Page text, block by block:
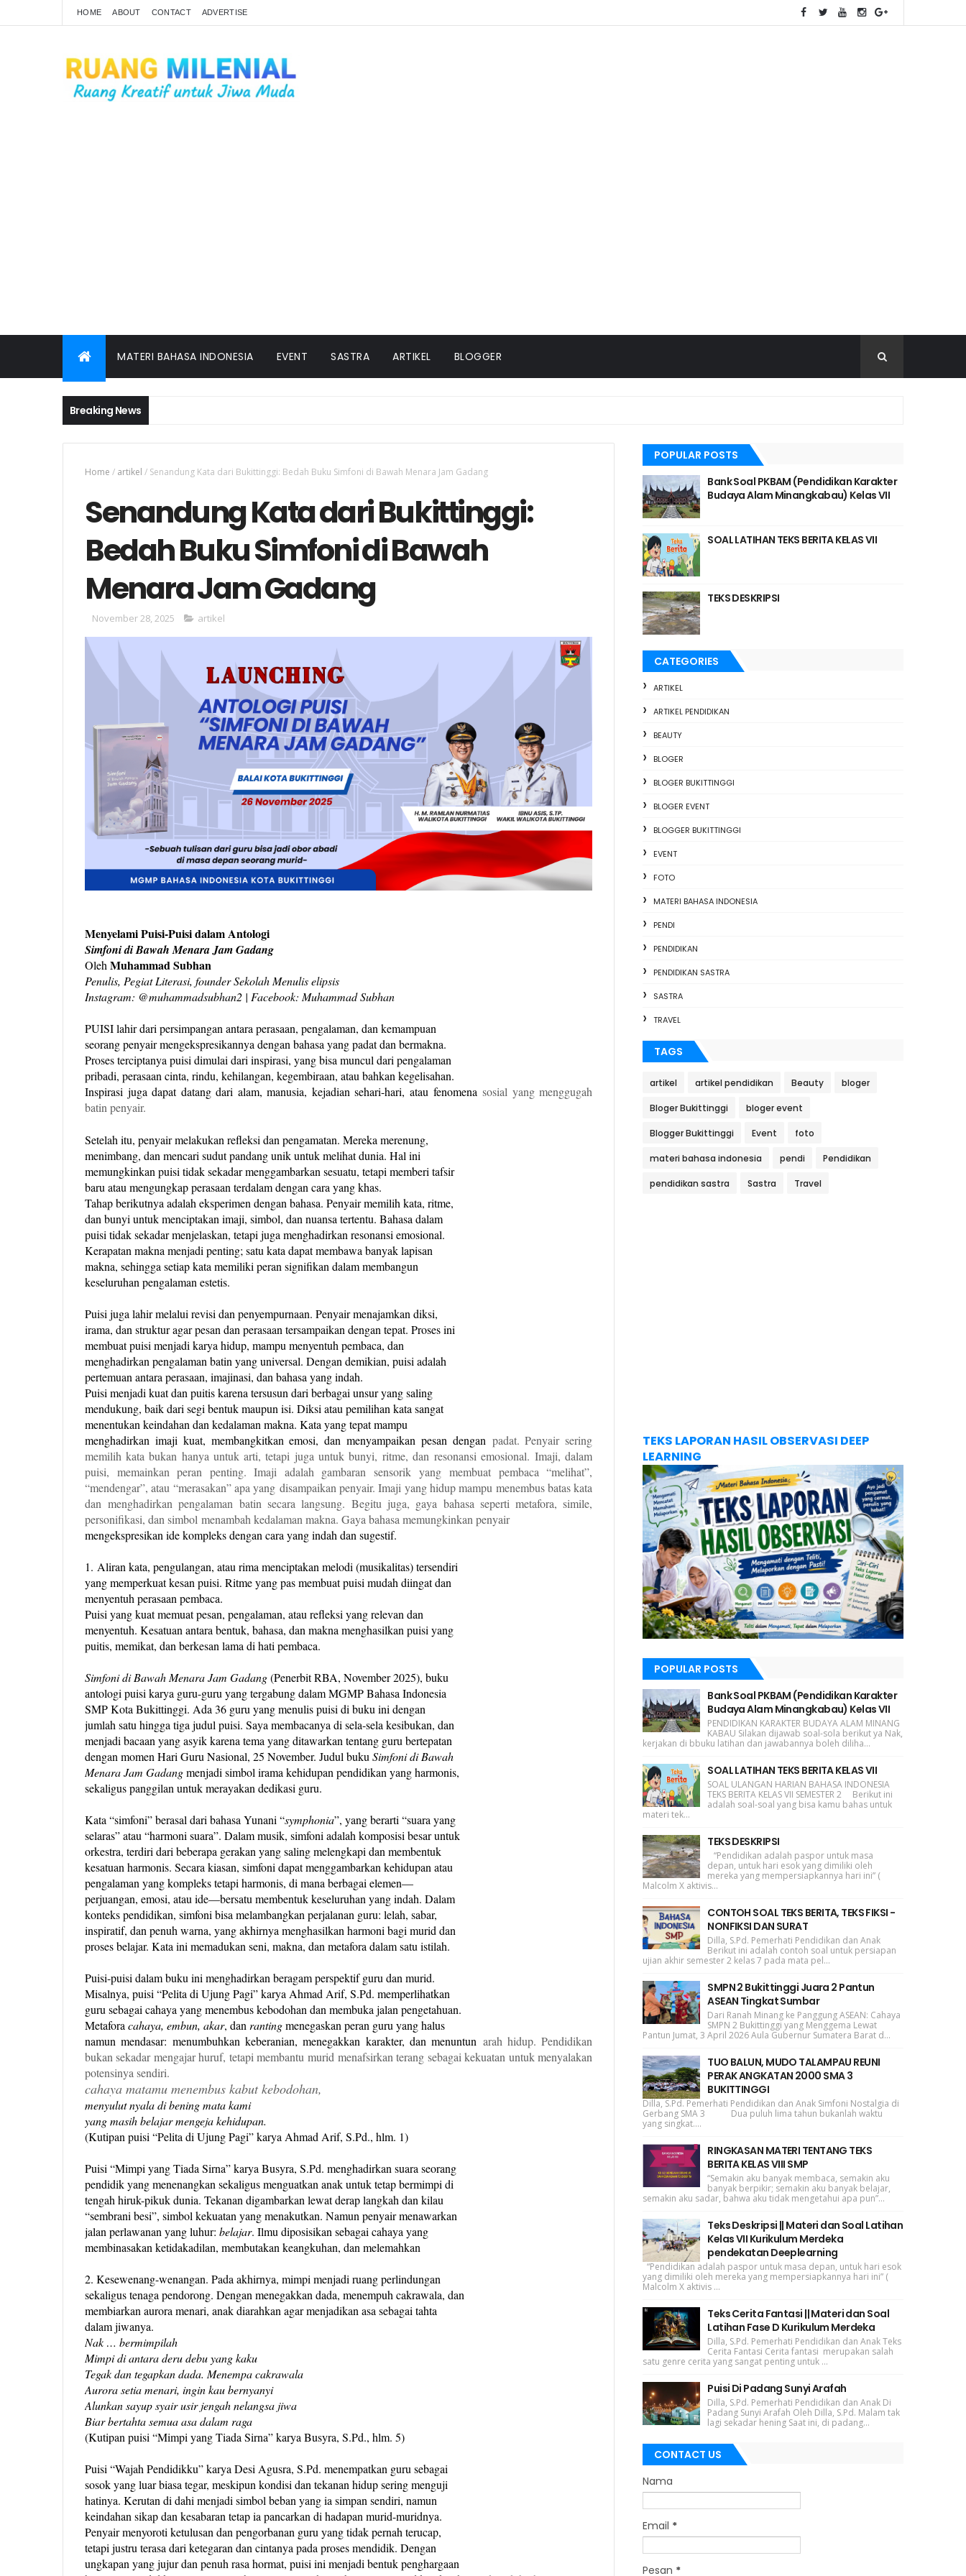
HOME ABOUT CONTACT ADVERTISE
MATERI BAHASA INDONESIA EVENT SASTRA ARTIKEL BLOGGER
Breaking News
Home / artikel / Senandung Kata dari Bukittinggi: Bedah Buku Simfoni di Bawah Menara Jam Gadang
Senandung Kata dari Bukittinggi:
Bedah Buku Simfoni di Bawah
Menara Jam Gadang
November 28, 2025 artikel
Menyelami Puisi-Puisi dalam Antologi
Simfoni di Bawah Menara Jam Gadang
Oleh Muhammad Subhan
Penulis, Pegiat Literasi, founder Sekolah Menulis elipsis
Instagram: @muhammadsubhan2 | Facebook: Muhammad Subhan
PUISI lahir dari persimpangan antara perasaan, pengalaman, dan kemampuan
seorang penyair mengekspresikannya dengan bahasa yang padat dan bermakna.
Proses terciptanya puisi dimulai dari inspirasi, yang bisa muncul dari pengalaman
pribadi, perasaan cinta, rindu, kehilangan, kegembiraan, atau bahkan kegelisahan.
Inspirasi juga dapat datang dari alam, manusia, kejadian sehari-hari, atau fenomenasosial yang menggugah
batin penyair.
Setelah itu, penyair melakukan refleksi dan pengamatan. Mereka merenung,
menimbang, dan mencari sudut pandang unik untuk melihat dunia. Hal ini
memungkinkan puisi tidak sekadar menggambarkan sesuatu, tetapi memberi tafsir
baru atau mengungkap perasaan terdalam dengan cara yang khas.
Tahap berikutnya adalah eksperimen dengan bahasa. Penyair memilih kata, ritme,
dan bunyi untuk menciptakan imaji, simbol, dan nuansa tertentu. Bahasa dalam
puisi tidak sekadar menjelaskan, tetapi juga menghadirkan resonansi emosional.
Kerapatan makna menjadi penting; satu kata dapat membawa banyak lapisan
makna, sehingga setiap kata memiliki peran signifikan dalam membangun
keseluruhan pengalaman estetis.
Puisi juga lahir melalui revisi dan penyempurnaan. Penyair menajamkan diksi,
irama, dan struktur agar pesan dan perasaan tersampaikan dengan tepat. Proses ini
membuat puisi menjadi karya hidup, mampu menyentuh pembaca, dan
menghadirkan pengalaman batin yang universal. Dengan demikian, puisi adalah
pertemuan antara perasaan, imajinasi, dan bahasa yang indah.
Puisi menjadi kuat dan puitis karena tersusun dari berbagai unsur yang saling
mendukung, baik dari segi bentuk maupun isi. Diksi atau pemilihan kata sangat
menentukan keindahan dan kedalaman makna. Kata yang tepat mampu
menghadirkan imaji kuat, membangkitkan emosi, dan menyampaikan pesan dengan padat. Penyair sering
memilih kata bukan hanya untuk arti, tetapi juga untuk bunyi,ritme, dan resonansi emosional.Imaji, dalam
puisi, memainkan peran penting. Imaji adalah gambaran sensorik yangmembuat pembaca “melihat”,
“mendengar”, atau “merasakan” apa yang disampaikan penyair. Imaji yang hidup mampu menembus batas kata
danmenghadirkan pengalaman batin secara langsung.Begitu juga, gaya bahasa seperti metafora, simile,
personifikasi, dan simbol menambah kedalaman makna. Gaya bahasa memungkinkan penyair
mengekspresikan ide kompleks dengan cara yang indah dan sugestif.
1. Aliran kata, pengulangan, atau rima menciptakan melodi (musikalitas) tersendiri
yang memperkuat kesan puisi. Ritme yang pas membuat puisi mudah diingat dan
menyentuh perasaan pembaca.
Puisi yang kuat memuat pesan, pengalaman, atau refleksi yang relevan dan
menyentuh. Kesatuan antara bentuk, bahasa, dan makna menghasilkan puisi yang
puitis, memikat, dan berkesan lama di hati pembaca.
Simfoni di Bawah Menara Jam Gadang(Penerbit RBA, November 2025), buku
antologi puisi karya guru-guru yang tergabung dalam MGMP Bahasa Indonesia
SMP Kota Bukittinggi. Ada 36 guru yang menulis puisi di buku ini dengan
jumlah satu hingga tiga judul puisi. Saya membacanya di sela-sela kesibukan, dan
menjadi bacaan yang asyik karena tema yang ditawarkan tentang guru bertepatan
dengan momen Hari Guru Nasional, 25 November. Judul buku Simfoni di Bawah
Menara Jam Gadangmenjadi simbol irama kehidupan pendidikan yang harmonis,
sekaligus panggilan untuk merayakan dedikasi guru.
Kata “simfoni” berasal dari bahasa Yunani “symphonia”, yang berarti “suara yang
selaras” atau “harmoni suara”. Dalam musik, simfoni adalah komposisi besar untuk
orkestra, terdiri dari beberapa gerakan yang saling melengkapi dan membentuk
kesatuan harmonis. Secara kiasan, simfoni dapat menggambarkan kehidupan atau
pengalaman yang kompleks tetapi harmonis, di mana berbagai elemen—
perjuangan, emosi, atau ide—bersatu membentuk keseluruhan yang indah. Dalam
konteks pendidikan, simfoni bisa melambangkan perjalanan guru: lelah, sabar,
inspiratif, dan penuh warna, yang akhirnya menghasilkan harmoni bagi murid dan
proses belajar. Kata ini memadukan seni, makna, dan metafora dalam satu istilah.
Puisi-puisi dalam buku ini menghadirkan beragam perspektif guru dan murid.
Misalnya, puisi “Pelita di Ujung Pagi” karya Ahmad Arif, S.Pd. memperlihatkan
guru sebagai cahaya yang menembus kebodohan dan membuka jalan pengetahuan.
Metafora cahaya, embun, akar, dan rantingmenegaskan peran guru yang halus
namun mendasar: menumbuhkan keberanian, menegakkan karakter, dan menuntun arah hidup. Pendidikan
bukan sekadar mengajar huruf, tetapi membantu muridmenafsirkan terang sebagai kekuatan untuk menyalakan
potensinya sendiri.
cahaya matamu menembus kabut kebodohan,
menyulut nyala di bening mata kami
yang masih belajar mengeja kehidupan.
(Kutipan puisi “Pelita di Ujung Pagi” karya Ahmad Arif, S.Pd., hlm. 1)
Puisi “Mimpi yang Tiada Sirna” karya Busyra, S.Pd. menghadirkan suara seorang
pendidik yang menenangkan sekaligus menguatkan anak untuk tetap bermimpi di
tengah hiruk-pikuk dunia. Tekanan digambarkan lewat derap langkah dan kilau
“sembrani besi”, simbol kekuatan yang menakutkan. Namun penyair menawarkan
jalan perlawanan yang luhur: belajar. Ilmu diposisikan sebagai cahaya yang
membinasakan ketidakadilan, membutakan keangkuhan, dan melemahkan
2. Kesewenang-wenangan. Pada akhirnya, mimpi menjadi ruang perlindungan
sekaligus tenaga pendorong. Dengan menegakkan dada, menempuh cakrawala, dan
membiarkan aurora menari, anak diarahkan agar menjadikan asa sebagai tahta
dalam jiwanya.
Nak … bermimpilah
Mimpi di antara deru debu yang kaku
Tegak dan tegapkan dada. Menempa cakrawala
Aurora setia menari, ingin kau bernyanyi
Alunkan sayup syair usir jengah nelangsa jiwa
Biar bertahta semua asa dalam raga
(Kutipan puisi “Mimpi yang Tiada Sirna” karya Busyra, S.Pd., hlm. 5)
Puisi “Wajah Pendidikku” karya Desi Agusra, S.Pd. menempatkan guru sebagai
sosok yang luar biasa tegar, meskipun kondisi dan tekanan hidup sering menguji
hatinya. Kerutan di dahi menjadi simbol beban yang ia simpan sendiri, namun
keindahan sikap dan kesabaran tetap ia pancarkan di hadapan murid-muridnya.
Penyair menyoroti ketulusan dan pengorbanan guru yang tidak pernah terucap,
tetapi justru terasa dari ketegaran dan cintanya pada proses mendidik. Dengan
ungkapan yang jujur dan penuh rasa hormat, puisi ini menjadi bentuk penghargaan
POPULAR POSTS
Bank Soal PKBAM (Pendidikan Karakter
Budaya Alam Minangkabau) Kelas VII
SOAL LATIHAN TEKS BERITA KELAS VII
TEKS DESKRIPSI
CATEGORIES
ARTIKEL
ARTIKEL PENDIDIKAN
BEAUTY
BLOGER
BLOGER BUKITTINGGI
BLOGER EVENT
BLOGGER BUKITTINGGI
EVENT
FOTO
MATERI BAHASA INDONESIA
PENDI
PENDIDIKAN
PENDIDIKAN SASTRA
SASTRA
TRAVEL
TAGS
artikel artikel pendidikan Beauty bloger
Bloger Bukittinggi bloger event
Blogger Bukittinggi Event foto
materi bahasa indonesia pendi Pendidikan
pendidikan sastra Sastra Travel
TEKS LAPORAN HASIL OBSERVASI DEEP
LEARNING
POPULAR POSTS
Bank Soal PKBAM (Pendidikan Karakter
Budaya Alam Minangkabau) Kelas VII
PENDIDIKAN KARAKTER BUDAYA ALAM MINANG
KABAU Silakan dijawab soal-sola berikut ya Nak,
kerjakan di bbuku latihan dan jawabannya boleh diliha...
SOAL LATIHAN TEKS BERITA KELAS VII
SOAL ULANGAN HARIAN BAHASA INDONESIA
TEKS BERITA KELAS VII SEMESTER 2 Berikut ini
adalah soal-soal yang bisa kamu bahas untuk
materi tek...
TEKS DESKRIPSI
“Pendidikan adalah paspor untuk masa
depan, untuk hari esok yang dimiliki oleh
mereka yang mempersiapkannya hari ini” (
Malcolm X aktivis...
CONTOH SOAL TEKS BERITA, TEKS FIKSI -
NONFIKSI DAN SURAT
Dilla, S.Pd. Pemerhati Pendidikan dan Anak
Berikut ini adalah contoh soal untuk persiapan
ujian akhir semester 2 kelas 7 pada mata pel...
SMPN 2 Bukittinggi Juara 2 Pantun
ASEAN Tingkat Sumbar
Dari Ranah Minang ke Panggung ASEAN: Cahaya
SMPN 2 Bukittinggi yang Menggema Lewat
Pantun Jumat, 3 April 2026 Aula Gubernur Sumatera Barat d...
TUO BALUN, MUDO TALAMPAU REUNI
PERAK ANGKATAN 2000 SMA 3
BUKITTINGGI
Dilla, S.Pd. Pemerhati Pendidikan dan Anak Simfoni Nostalgia di
Gerbang SMA 3 Dua puluh lima tahun bukanlah waktu
yang singkat....
RINGKASAN MATERI TENTANG TEKS
BERITA KELAS VIII SMP
“Semakin aku banyak membaca, semakin aku
banyak berpikir; semakin aku banyak belajar,
semakin aku sadar, bahwa aku tidak mengetahui apa pun”...
Teks Deskripsi || Materi dan Soal Latihan
Kelas VII Kurikulum Merdeka
pendekatan Deeplearning
“Pendidikan adalah paspor untuk masa depan, untuk hari esok
yang dimiliki oleh mereka yang mempersiapkannya hari ini” (
Malcolm X aktivis ...
Teks Cerita Fantasi || Materi dan Soal
Latihan Fase D Kurikulum Merdeka
Dilla, S.Pd. Pemerhati Pendidikan dan Anak Teks
Cerita Fantasi Cerita fantasi merupakan salah
satu genre cerita yang sangat penting untuk ...
Puisi Di Padang Sunyi Arafah
Dilla, S.Pd. Pemerhati Pendidikan dan Anak Di
Padang Sunyi Arafah Oleh Dilla, S.Pd. Malam tak
lagi sekadar hening Saat ini, di padang...
CONTACT US
Nama
Email *
Pesan *